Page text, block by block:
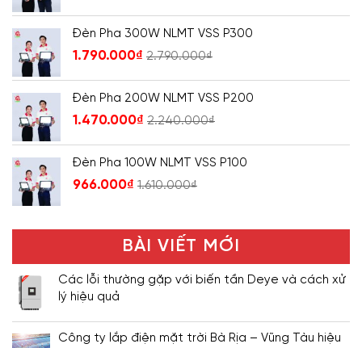
Đèn Pha 300W NLMT VSS P300
1.790.000₫ 2.790.000₫
Đèn Pha 200W NLMT VSS P200
1.470.000₫ 2.240.000₫
Đèn Pha 100W NLMT VSS P100
966.000₫ 1.610.000₫
BÀI VIẾT MỚI
Các lỗi thường gặp với biến tần Deye và cách xử
lý hiệu quả
Công ty lắp điện mặt trời Bà Rịa – Vũng Tàu hiệu